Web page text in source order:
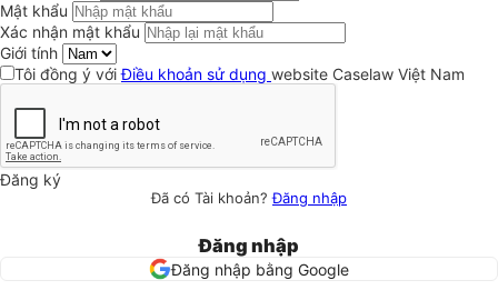
Mật khẩu
Xác nhận mật khẩu
Giới tính
Tôi đồng ý vớiĐiều khoản sử dụng website Caselaw Việt Nam
Đăng ký
Đã có Tài khoản?Đăng nhập
Đăng nhập
Đăng nhập bằng Google